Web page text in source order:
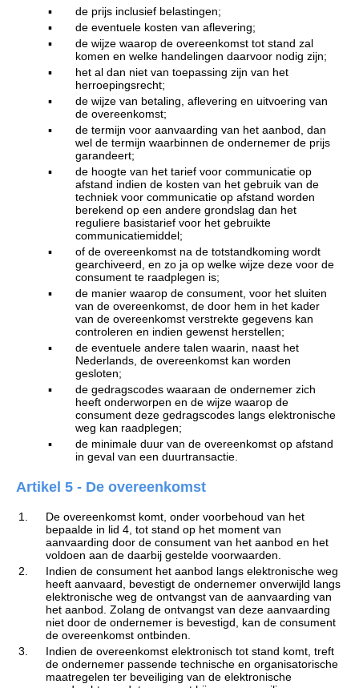
▪
de prijs inclusief belastingen;
▪
de eventuele kosten van aflevering;
▪
de wijze waarop de overeenkomst tot stand zal
komen en welke handelingen daarvoor nodig zijn;
▪
het al dan niet van toepassing zijn van het
herroepingsrecht;
▪
de wijze van betaling, aflevering en uitvoering van
de overeenkomst;
▪
de termijn voor aanvaarding van het aanbod, dan
wel de termijn waarbinnen de ondernemer de prijs
garandeert;
▪
de hoogte van het tarief voor communicatie op
afstand indien de kosten van het gebruik van de
techniek voor communicatie op afstand worden
berekend op een andere grondslag dan het
reguliere basistarief voor het gebruikte
communicatiemiddel;
▪
of de overeenkomst na de totstandkoming wordt
gearchiveerd, en zo ja op welke wijze deze voor de
consument te raadplegen is;
▪
de manier waarop de consument, voor het sluiten
van de overeenkomst, de door hem in het kader
van de overeenkomst verstrekte gegevens kan
controleren en indien gewenst herstellen;
▪
de eventuele andere talen waarin, naast het
Nederlands, de overeenkomst kan worden
gesloten;
▪
de gedragscodes waaraan de ondernemer zich
heeft onderworpen en de wijze waarop de
consument deze gedragscodes langs elektronische
weg kan raadplegen;
▪
de minimale duur van de overeenkomst op afstand
in geval van een duurtransactie.
Artikel 5 - De overeenkomst
1.
De overeenkomst komt, onder voorbehoud van het
bepaalde in lid 4, tot stand op het moment van
aanvaarding door de consument van het aanbod en het
voldoen aan de daarbij gestelde voorwaarden.
2.
Indien de consument het aanbod langs elektronische weg
heeft aanvaard, bevestigt de ondernemer onverwijld langs
elektronische weg de ontvangst van de aanvaarding van
het aanbod. Zolang de ontvangst van deze aanvaarding
niet door de ondernemer is bevestigd, kan de consument
de overeenkomst ontbinden.
3.
Indien de overeenkomst elektronisch tot stand komt, treft
de ondernemer passende technische en organisatorische
maatregelen ter beveiliging van de elektronische